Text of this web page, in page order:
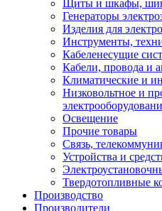
Щиты и шкафы,
Генераторы
Изделия для
Инструменты,
Кабеленесущие
Кабели, провода и
Климатические и
Низковольтное и
Освещение
Прочие товары
Связь,
Устройства и
Твердотопливные
Производство
Производители